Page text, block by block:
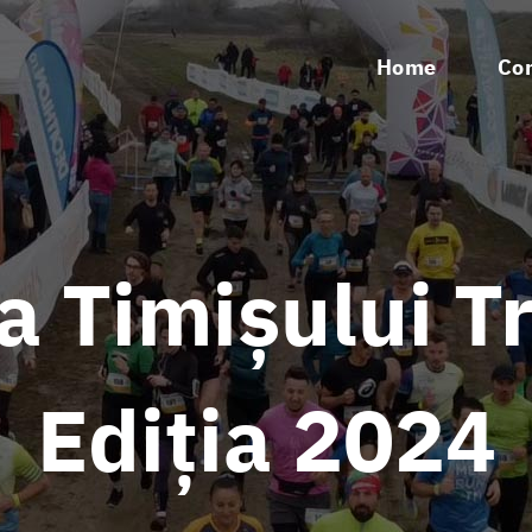
Home
Timișului
Ediția 2024